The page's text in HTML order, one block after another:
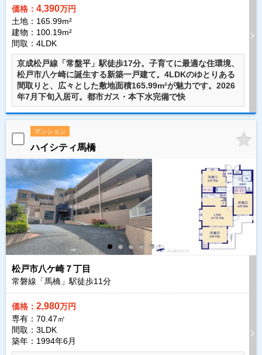
価格： 4,390万円
土地：165.99m²
建物：100.19m²
間取：4LDK
京成松戸線「常盤平」駅徒歩17分。子育てに最適な住環境、
松戸市八ケ崎に誕生する新築一戸建て。4LDKのゆとりある
間取りと、広々とした敷地面積165.99m²が魅力です。2026
年7月下旬入居可。都市ガス・本下水完備で快
マンション
ハイシティ馬橋
松戸市八ケ崎７丁目
常磐線「馬橋」駅徒歩11分
価格： 2,980万円
専有：70.47㎡
間取：3LDK
築年：1994年6月